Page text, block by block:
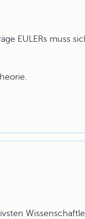
EULERs muss